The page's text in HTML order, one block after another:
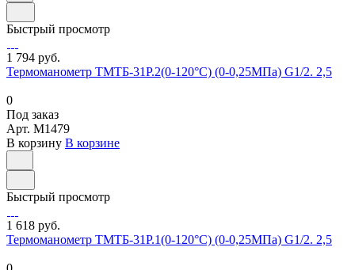
Быстрый просмотр
1 794 руб.
Термоманометр ТМТБ-31Р.2(0-120°С) (0-0,25МПа) G1/2. 2,5
0
Под заказ
Арт. M1479
В корзину В корзине
Быстрый просмотр
1 618 руб.
Термоманометр ТМТБ-31Р.1(0-120°С) (0-0,25МПа) G1/2. 2,5